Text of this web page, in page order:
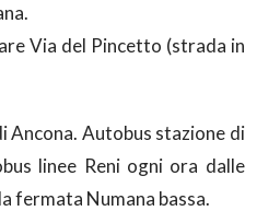
Via del Pincetto (strada in
Ancona. Autobus stazione di
linee Reni ogni ora dalle
fermata Numana bassa.